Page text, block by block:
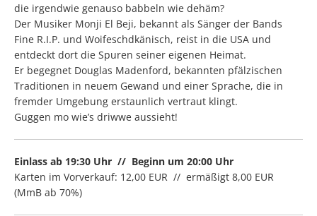
die irgendwie genauso babbeln wie dehäm?
Der Musiker Monji El Beji, bekannt als Sänger der Bands
Fine R.I.P. und Woifeschdkänisch, reist in die USA und
entdeckt dort die Spuren seiner eigenen Heimat.
Er begegnet Douglas Madenford, bekannten pfälzischen
Traditionen in neuem Gewand und einer Sprache, die in
fremder Umgebung erstaunlich vertraut klingt.
Guggen mo wie’s driwwe aussieht!
Einlass ab 19:30 Uhr // Beginn um 20:00 Uhr
Karten im Vorverkauf: 12,00 EUR // ermäßigt 8,00 EUR
(MmB ab 70%)